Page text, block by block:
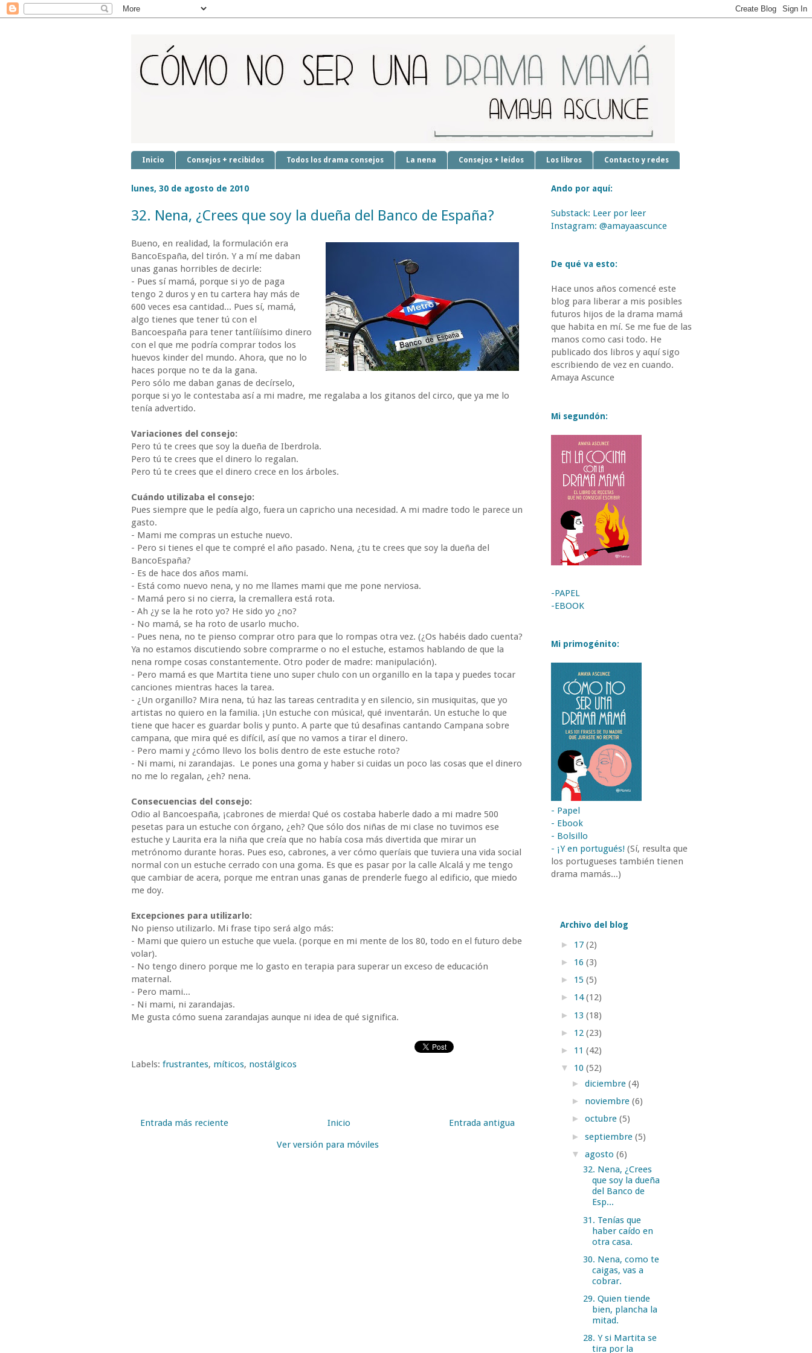
Inicio Consejos + recibidos Todos los drama consejos La nena Consejos + leídos Los libros Contacto y redes
lunes, 30 de agosto de 2010
32. Nena, ¿Crees que soy la dueña del Banco de España?
Bueno, en realidad, la formulación era
BancoEspaña, del tirón. Y a mí me daban
unas ganas horribles de decirle:
- Pues sí mamá, porque si yo de paga
tengo 2 duros y en tu cartera hay más de
600 veces esa cantidad... Pues sí, mamá,
algo tienes que tener tú con el
Bancoespaña para tener tantííiísimo dinero
con el que me podría comprar todos los
huevos kinder del mundo. Ahora, que no lo
haces porque no te da la gana.
Pero sólo me daban ganas de decírselo,
porque si yo le contestaba así a mi madre, me regalaba a los gitanos del circo, que ya me lo
tenía advertido.
Variaciones del consejo:
Pero tú te crees que soy la dueña de Iberdrola.
Pero tú te crees que el dinero lo regalan.
Pero tú te crees que el dinero crece en los árboles.
Cuándo utilizaba el consejo:
Pues siempre que le pedía algo, fuera un capricho una necesidad. A mi madre todo le parece un
gasto.
- Mami me compras un estuche nuevo.
- Pero si tienes el que te compré el año pasado. Nena, ¿tu te crees que soy la dueña del
BancoEspaña?
- Es de hace dos años mami.
- Está como nuevo nena, y no me llames mami que me pone nerviosa.
- Mamá pero si no cierra, la cremallera está rota.
- Ah ¿y se la he roto yo? He sido yo ¿no?
- No mamá, se ha roto de usarlo mucho.
- Pues nena, no te pienso comprar otro para que lo rompas otra vez. (¿Os habéis dado cuenta?
Ya no estamos discutiendo sobre comprarme o no el estuche, estamos hablando de que la
nena rompe cosas constantemente. Otro poder de madre: manipulación).
- Pero mamá es que Martita tiene uno super chulo con un organillo en la tapa y puedes tocar
canciones mientras haces la tarea.
- ¿Un organillo? Mira nena, tú haz las tareas centradita y en silencio, sin musiquitas, que yo
artistas no quiero en la familia. ¡Un estuche con música!, qué inventarán. Un estuche lo que
tiene que hacer es guardar bolis y punto. A parte que tú desafinas cantando Campana sobre
campana, que mira qué es difícil, así que no vamos a tirar el dinero.
- Pero mami y ¿cómo llevo los bolis dentro de este estuche roto?
- Ni mami, ni zarandajas. Le pones una goma y haber si cuidas un poco las cosas que el dinero
no me lo regalan, ¿eh? nena.
Consecuencias del consejo:
Odio al Bancoespaña, ¡cabrones de mierda! Qué os costaba haberle dado a mi madre 500
pesetas para un estuche con órgano, ¿eh? Que sólo dos niñas de mi clase no tuvimos ese
estuche y Laurita era la niña que creía que no había cosa más divertida que mirar un
metrónomo durante horas. Pues eso, cabrones, a ver cómo queríais que tuviera una vida social
normal con un estuche cerrado con una goma. Es que es pasar por la calle Alcalá y me tengo
que cambiar de acera, porque me entran unas ganas de prenderle fuego al edificio, que miedo
me doy.
Excepciones para utilizarlo:
No pienso utilizarlo. Mi frase tipo será algo más:
- Mami que quiero un estuche que vuela. (porque en mi mente de los 80, todo en el futuro debe
volar).
- No tengo dinero porque me lo gasto en terapia para superar un exceso de educación
maternal.
- Pero mami...
- Ni mami, ni zarandajas.
Me gusta cómo suena zarandajas aunque ni idea de qué significa.
Labels: frustrantes, míticos, nostálgicos
Entrada más reciente Entrada antigua
Inicio
Ver versión para móviles
Ando por aquí:
Substack: Leer por leer
Instagram: @amayaascunce
De qué va esto:
Hace unos años comencé este
blog para liberar a mis posibles
futuros hijos de la drama mamá
que habita en mí. Se me fue de las
manos como casi todo. He
publicado dos libros y aquí sigo
escribiendo de vez en cuando.
Amaya Ascunce
Mi segundón:
-PAPEL
-EBOOK
Mi primogénito:
- Papel
- Ebook
- Bolsillo
- ¡Y en portugués! (Sí, resulta que
los portugueses también tienen
drama mamás...)
Archivo del blog
► 17 (2)
► 16 (3)
► 15 (5)
► 14(12)
► 13 (18)
► 12 (23)
► 11 (42)
▼ 10 (52)
► diciembre (4)
► noviembre (6)
► octubre (5)
► septiembre (5)
▼ agosto (6)
32. Nena, ¿Crees
que soy la dueña
del Banco de
Esp...
31. Tenías que
haber caído en
otra casa.
30. Nena, como te
caigas, vas a
cobrar.
29. Quien tiende
bien, plancha la
mitad.
28. Y si Martita se
tira por la